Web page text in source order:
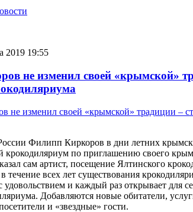
2019 19:55
не изменил своей «крымской»
Филипп Киркоров в дни летних
крокодиляриум по приглашению своего
сам артист, посещение Ялтинского
течение всех лет существования
удовольствием и каждый раз открывает для
Добавляются новые обитатели,
и «звездные» гости.